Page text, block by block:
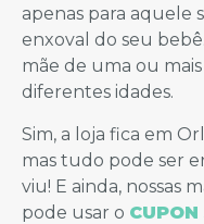
apenas para aquele
enxoval do seu
mãe de uma ou
diferentes idades.
Sim, a loja fica em
mas tudo pode ser
viu! E ainda, nossas
pode usar o CUPON